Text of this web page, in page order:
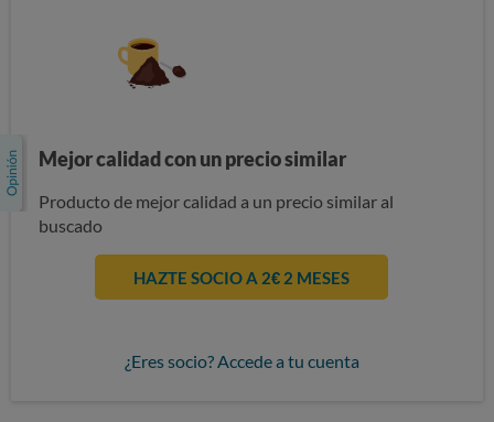
Mejor calidad con un precio similar
Producto de mejor calidad a un precio similar al
buscado
HAZTE SOCIO A 2€ 2 MESES
¿Eres socio? Accede a tu cuenta